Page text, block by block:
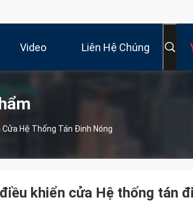
Video Liên Hệ Chúng
Hệ Thống Tán Đinh Nóng
khiển cửa Hệ thống tán